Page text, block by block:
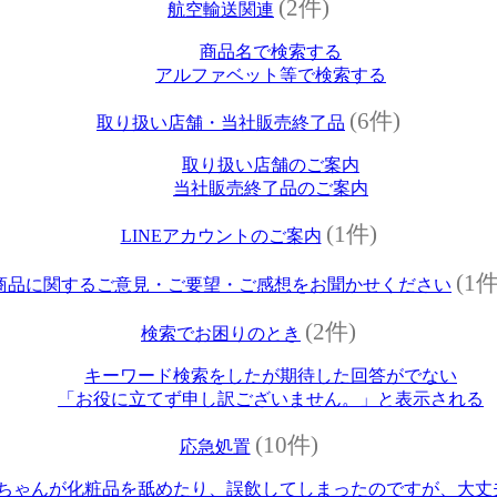
航空輸送関連 (2件)
商品名で検索する
アルファベット等で検索する
取り扱い店舗・当社販売終了品 (6件)
取り扱い店舗のご案内
当社販売終了品のご案内
LINEアカウントのご案内 (1件)
品に関するご意見・ご要望・ご感想をお聞かせください (1
検索でお困りのとき (2件)
キーワード検索をしたが期待した回答がでない
「お役に立てず申し訳ございません。」と表示される
応急処置 (10件)
ゃんが化粧品を舐めたり、誤飲してしまったのですが、大